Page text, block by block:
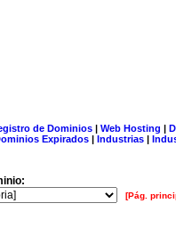
de Dominios| Web Hosting |
Expirados | Industrias |
[Pág.